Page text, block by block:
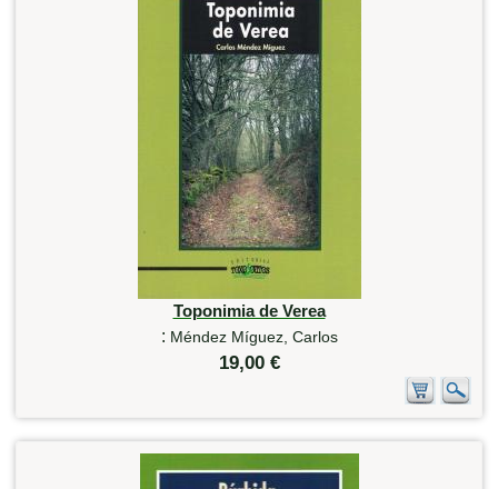
Toponimia de Verea
: Méndez Míguez, Carlos
19,00 €